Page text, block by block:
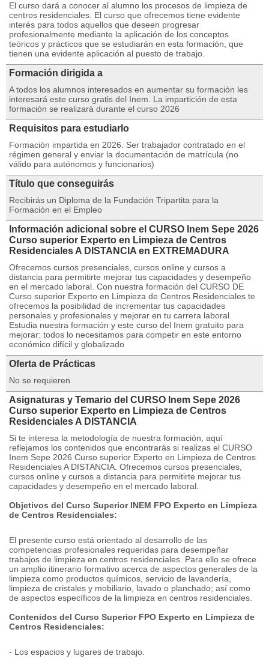
El curso dará a conocer al alumno los procesos de limpieza de
centros residenciales. El curso que ofrecemos tiene evidente
interés para todos aquellos que deseen progresar
profesionalmente mediante la aplicación de los conceptos
teóricos y prácticos que se estudiarán en esta formación, que
tienen una evidente aplicación al puesto de trabajo.
Formación dirigida a
A todos los alumnos interesados en aumentar su formación les
interesará este curso gratis del Inem. La impartición de esta
formación se realizará durante el curso 2026
Requisitos para estudiarlo
Formación impartida en 2026. Ser trabajador contratado en el
régimen general y enviar la documentación de matrícula (no
válido para autónomos y funcionarios)
Título que conseguirás
Recibirás un Diploma de la Fundación Tripartita para la
Formación en el Empleo
Información adicional sobre el CURSO Inem Sepe 2026
Curso superior Experto en Limpieza de Centros
Residenciales A DISTANCIA en EXTREMADURA
Ofrecemos cursos presenciales, cursos online y cursos a
distancia para permitirte mejorar tus capacidades y desempeño
en el mercado laboral. Con nuestra formación del CURSO DE
Curso superior Experto en Limpieza de Centros Residenciales te
ofrecemos la posibilidad de incrementar tus capacidades
personales y profesionales y mejorar en tu carrera laboral.
Estudia nuestra formación y este curso del Inem gratuito para
mejorar: todos lo necesitamos para competir en este entorno
económico difícil y globalizado
Oferta de Prácticas
No se requieren
Asignaturas y Temario del CURSO Inem Sepe 2026
Curso superior Experto en Limpieza de Centros
Residenciales A DISTANCIA
Si te interesa la metodología de nuestra formación, aquí
reflejamos los contenidos que encontrarás si realizas el CURSO
Inem Sepe 2026 Curso superior Experto en Limpieza de Centros
Residenciales A DISTANCIA. Ofrecemos cursos presenciales,
cursos online y cursos a distancia para permitirte mejorar tus
capacidades y desempeño en el mercado laboral.
Objetivos del Curso Superior INEM FPO Experto en Limpieza
de Centros Residenciales:
El presente curso está orientado al desarrollo de las
competencias profesionales requeridas para desempeñar
trabajos de limpieza en centros residenciales. Para ello se ofrece
un amplio itinerario formativo acerca de aspectos generales de la
limpieza como productos químicos, servicio de lavandería,
limpieza de cristales y mobiliario, lavado o planchado; así como
de aspectos específicos de la limpieza en centros residenciales.
Contenidos del Curso Superior FPO Experto en Limpieza de
Centros Residenciales:
- Los espacios y lugares de trabajo.